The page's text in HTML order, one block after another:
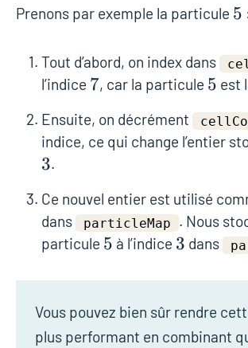
Prenons par exemple la particule 5
5
Tout d’abord, on index dans
l’indice 7
7, car la particule 5
5 est
Ensuite, on décrément
indice, ce qui change l’entier
3.
Ce nouvel entier est utilisé
dans
particleMap
. Nous
particule 5
5 à l’indice 3
3 dans
Vous pouvez bien sûr rendre
plus performant en combinant